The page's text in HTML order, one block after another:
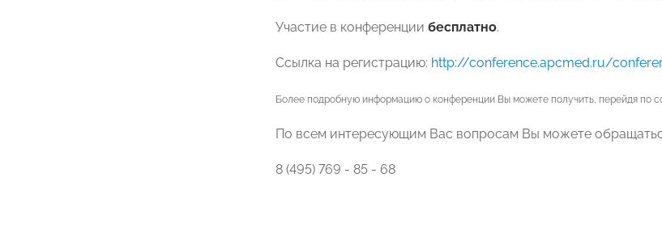
Участие в конференции бесплатно.
Ссылка на регистрацию: http://conference.apcmed.ru/
Более подробную информацию о конференции Вы можете получить, перейдя по
По всем интересующим Вас вопросам Вы можете
8 (495) 769 - 85 - 68